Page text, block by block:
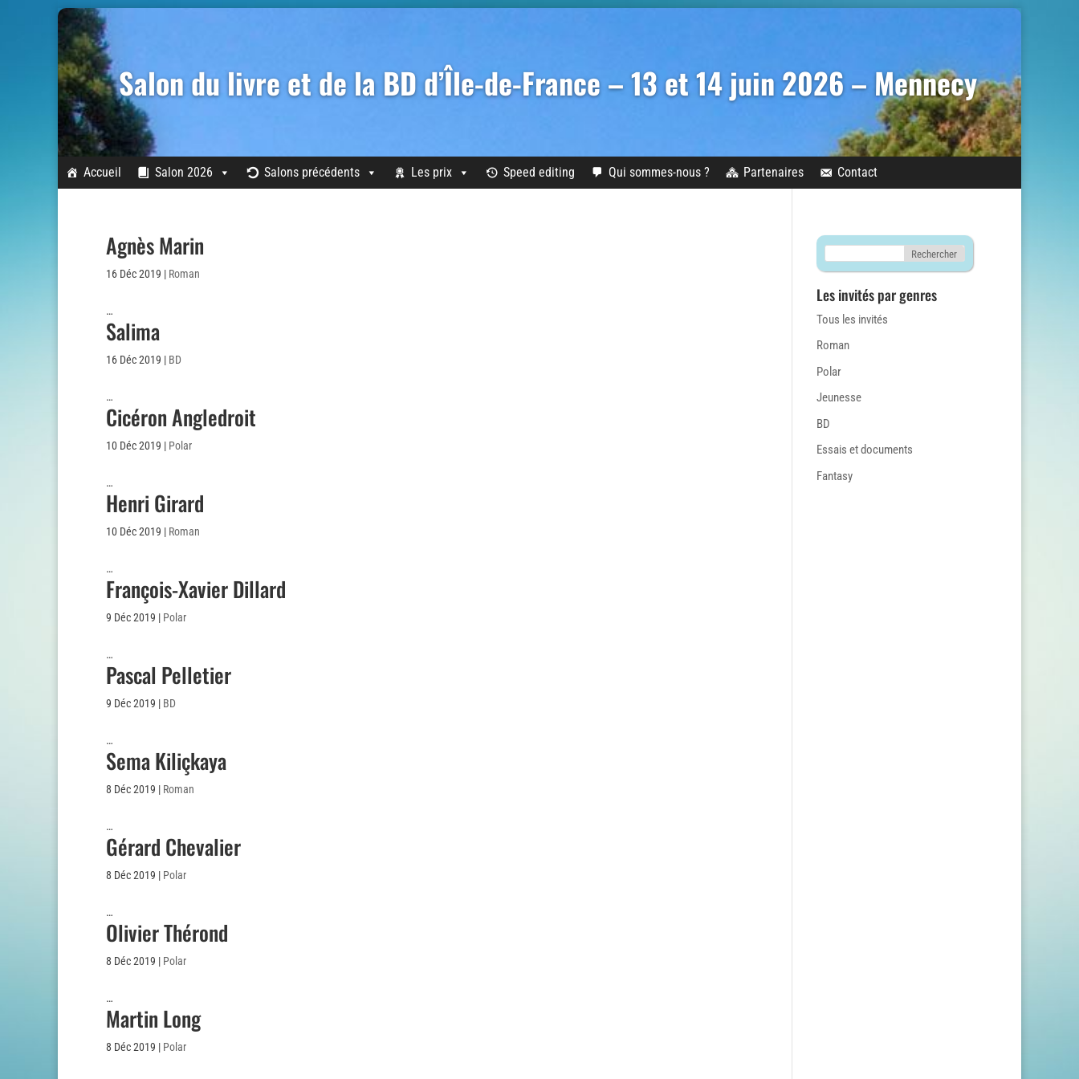
Salon du livre et de la BD d’Île-de-France – 13 et 14 juin 2026 – Mennecy
Accueil Salon 2026 Salons précédents Les prix Speed editing Qui sommes-nous ? Partenaires Contact
Agnès Marin
16 Déc 2019 | Roman
…
Salima
16 Déc 2019 | BD
…
Cicéron Angledroit
10 Déc 2019 | Polar
…
Henri Girard
10 Déc 2019 | Roman
…
François-Xavier Dillard
9 Déc 2019 | Polar
…
Pascal Pelletier
9 Déc 2019 | BD
…
Sema Kiliçkaya
8 Déc 2019 | Roman
…
Gérard Chevalier
8 Déc 2019 | Polar
…
Olivier Thérond
8 Déc 2019 | Polar
…
Martin Long
8 Déc 2019 | Polar
Les invités par genres
Tous les invités
Roman
Polar
Jeunesse
BD
Essais et documents
Fantasy